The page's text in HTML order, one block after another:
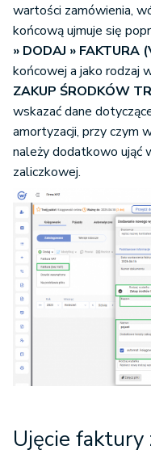
wartości zamówienia,
końcową ujmuje się
» DODAJ » FAKTURA
końcowej a jako rodzaj
ZAKUP ŚRODKÓW
wskazać dane
amortyzacji, przy czym
należy dodatkowo
zaliczkowej.
Ujęcie faktury